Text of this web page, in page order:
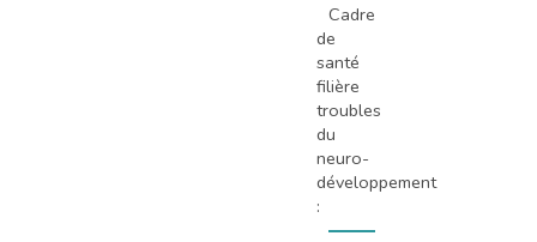
Cadre
de
santé
filière
troubles
du
neuro-
développement
: